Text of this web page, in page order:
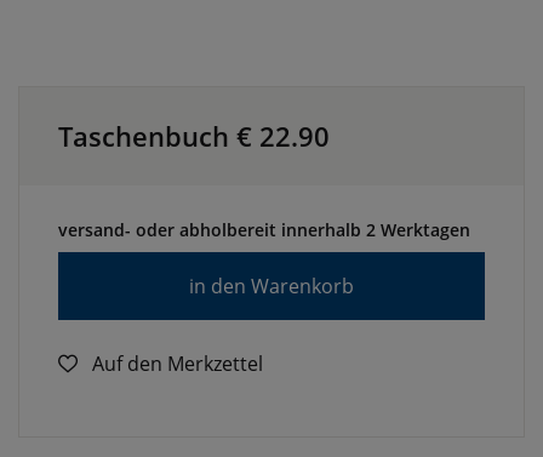
Taschenbuch € 22.90
versand- oder abholbereit innerhalb 2 Werktagen
in den Warenkorb
Auf den Merkzettel